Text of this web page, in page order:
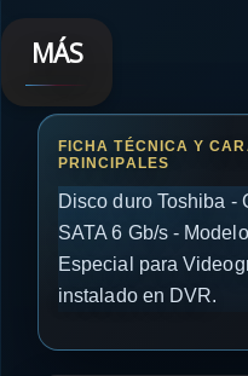
MÁS
Disco duro Toshiba -
SATA 6 Gb/s -
Especial para
instalado en DVR.